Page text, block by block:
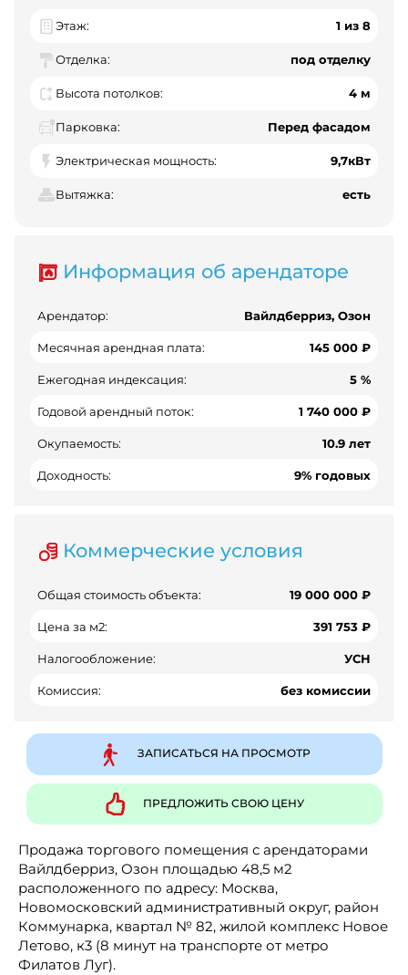
Этаж: 1 из 8
Отделка: под отделку
Высота потолков: 4 м
Парковка: Перед фасадом
Электрическая мощность: 9,7кВт
Вытяжка: есть
Информация об арендаторе
Арендатор: Вайлдберриз, Озон
Месячная арендная плата: 145 000 ₽
Ежегодная индексация: 5 %
Годовой арендный поток: 1 740 000 ₽
Окупаемость: 10.9 лет
Доходность: 9% годовых
Коммерческие условия
Общая стоимость объекта: 19 000 000 ₽
Цена за м2: 391 753 ₽
Налогообложение: УСН
Комиссия: без комиссии
ЗАПИСАТЬСЯ НА ПРОСМОТР
ПРЕДЛОЖИТЬ СВОЮ ЦЕНУ
Продажа торгового помещения с арендаторами
Вайлдберриз, Озон площадью 48,5 м2
расположенного по адресу: Москва,
Новомосковский административный округ, район
Коммунарка, квартал № 82, жилой комплекс Новое
Летово, к3 (8 минут на транспорте от метро
Филатов Луг).